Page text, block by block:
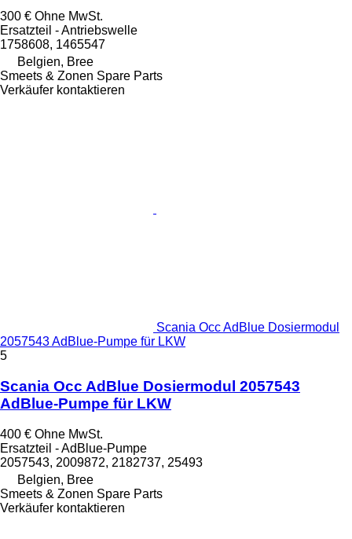
300 € Ohne MwSt.
Ersatzteil - Antriebswelle
1758608, 1465547
Belgien, Bree
Smeets & Zonen Spare Parts
Verkäufer kontaktieren
Scania Occ AdBlue Dosiermodul
2057543 AdBlue-Pumpe für LKW
5
Scania Occ AdBlue Dosiermodul 2057543
AdBlue-Pumpe für LKW
400 € Ohne MwSt.
Ersatzteil - AdBlue-Pumpe
2057543, 2009872, 2182737, 25493
Belgien, Bree
Smeets & Zonen Spare Parts
Verkäufer kontaktieren